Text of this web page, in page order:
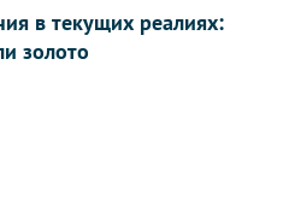
в текущих реалиях:
золото